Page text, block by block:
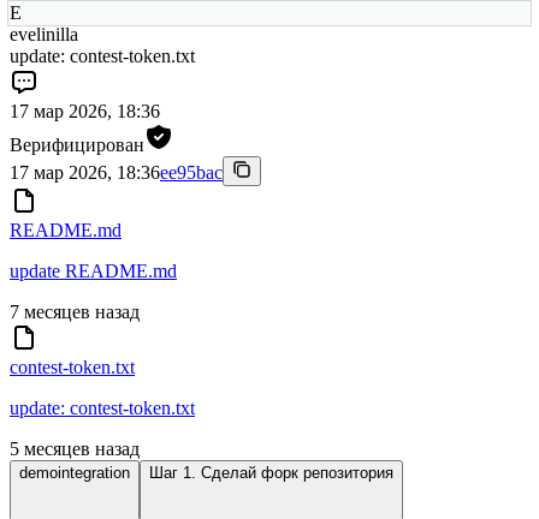
E
evelinilla
update: contest-token.txt
17 мар 2026, 18:36
Верифицирован
17 мар 2026, 18:36ee95bac
README.md
update README.md
7 месяцев назад
contest-token.txt
update: contest-token.txt
5 месяцев назад
demointegration Шаг 1. Сделай форк репозитория